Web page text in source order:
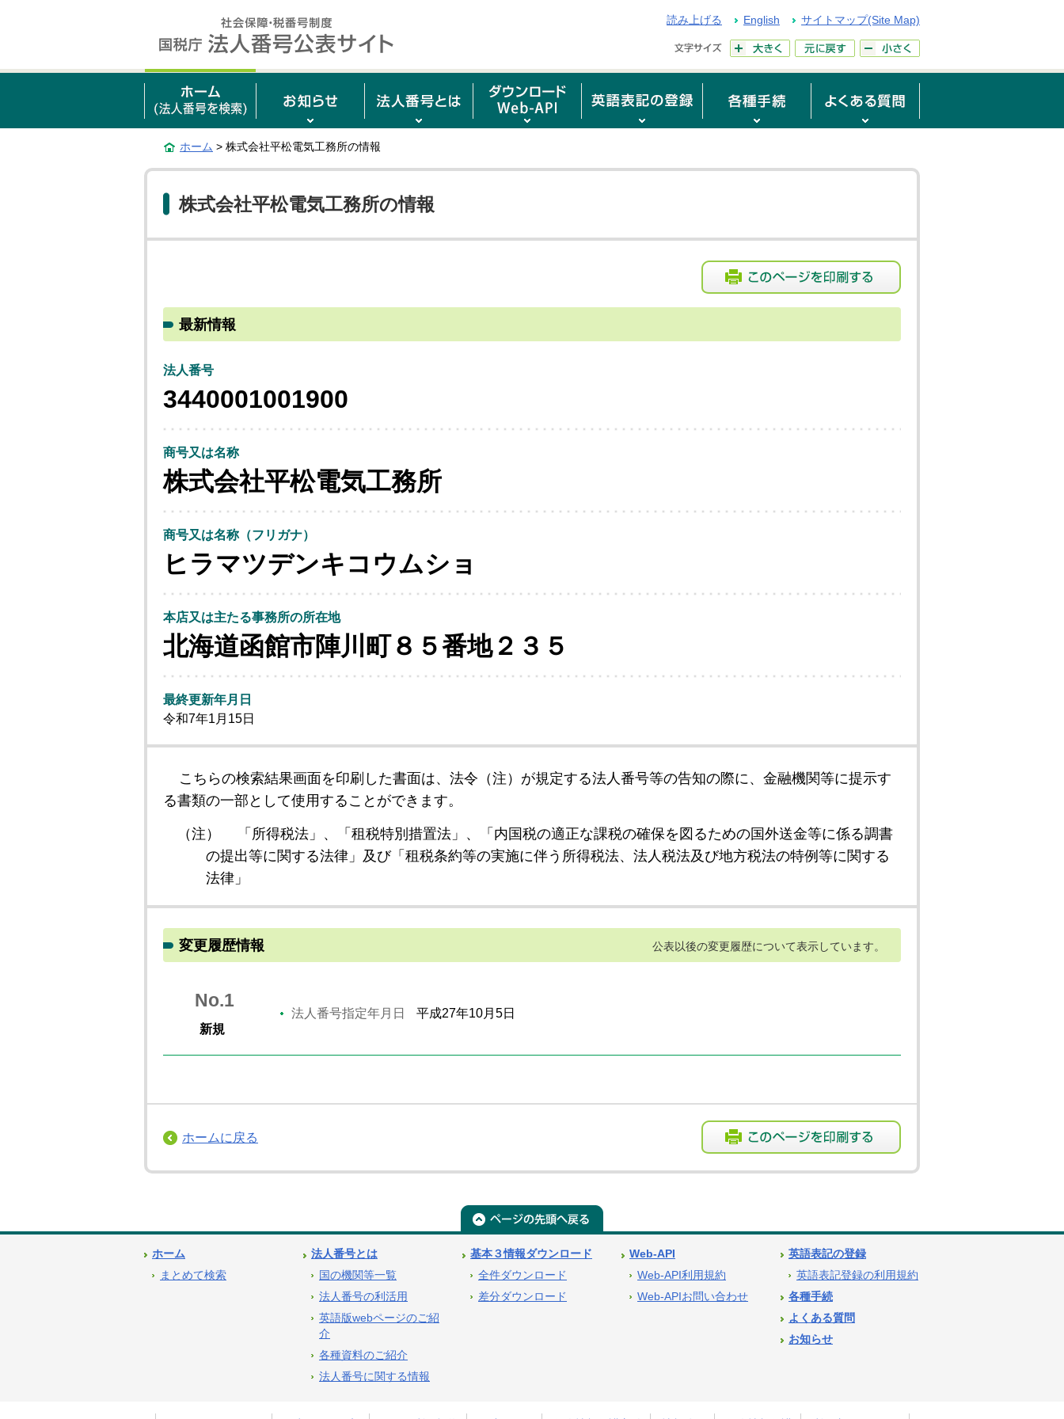
読み上げる English サイトマップ(Site Map)
ホーム > 株式会社平松電気工務所の情報
株式会社平松電気工務所の情報
最新情報
法人番号
3440001001900
商号又は名称
株式会社平松電気工務所
商号又は名称（フリガナ）
ヒラマツデンキコウムショ
本店又は主たる事務所の所在地
北海道函館市陣川町８５番地２３５
最終更新年月日
令和7年1月15日
こちらの検索結果画面を印刷した書面は、法令（注）が規定する法人番号等の告知の際に、金融機関等に提示す
る書類の一部として使用することができます。
（注）
「所得税法」、「租税特別措置法」、「内国税の適正な課税の確保を図るための国外送金等に係る調書
の提出等に関する法律」及び「租税条約等の実施に伴う所得税法、法人税法及び地方税法の特例等に関する
法律」
変更履歴情報 公表以後の変更履歴について表示しています。
No.1
新規
法人番号指定年月日 平成27年10月5日
ホームに戻る
ホーム
まとめて検索
法人番号とは
国の機関等一覧
法人番号の利活用
英語版webページのご紹
介
各種資料のご紹介
法人番号に関する情報
基本３情報ダウンロード
全件ダウンロード
差分ダウンロード
Web-API
Web-API利用規約
Web-APIお問い合わせ
英語表記の登録
英語表記登録の利用規約
各種手続
よくある質問
お知らせ